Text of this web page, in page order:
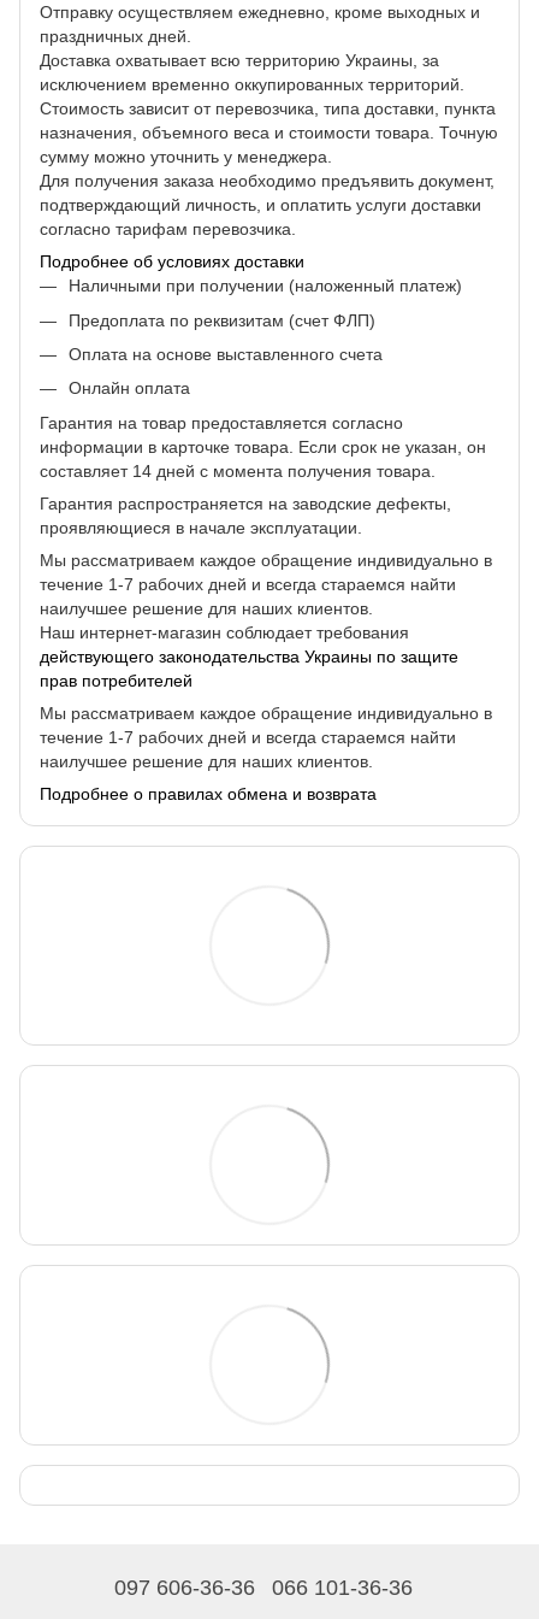
Отправку осуществляем ежедневно, кроме выходных и
праздничных дней.
Доставка охватывает всю территорию Украины, за
исключением временно оккупированных территорий.
Стоимость зависит от перевозчика, типа доставки, пункта
назначения, объемного веса и стоимости товара. Точную
сумму можно уточнить у менеджера.
Для получения заказа необходимо предъявить документ,
подтверждающий личность, и оплатить услуги доставки
согласно тарифам перевозчика.
Подробнее об условиях доставки
Наличными при получении (наложенный платеж)
Предоплата по реквизитам (счет ФЛП)
Оплата на основе выставленного счета
Онлайн оплата
Гарантия на товар предоставляется согласно
информации в карточке товара. Если срок не указан, он
составляет 14 дней с момента получения товара.
Гарантия распространяется на заводские дефекты,
проявляющиеся в начале эксплуатации.
Мы рассматриваем каждое обращение индивидуально в
течение 1-7 рабочих дней и всегда стараемся найти
наилучшее решение для наших клиентов.
Наш интернет-магазин соблюдает требования
действующего законодательства Украины по защите
прав потребителей
Мы рассматриваем каждое обращение индивидуально в
течение 1-7 рабочих дней и всегда стараемся найти
наилучшее решение для наших клиентов.
Подробнее о правилах обмена и возврата
097 606-36-36 066 101-36-36